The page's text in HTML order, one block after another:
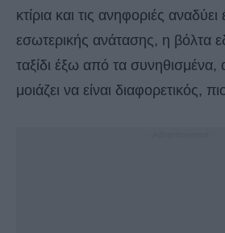
κτίρια και τις ανηφοριές
εσωτερικής ανάτασης, η βόλτα
ταξίδι έξω από τα συνηθισμένα,
μοιάζει να είναι διαφορετικός,